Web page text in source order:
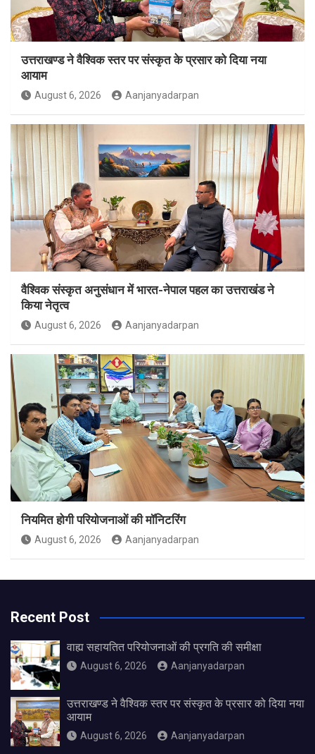
उत्तराखण्ड ने वैश्विक स्तर पर संस्कृत के प्रसार को दिया नया
आयाम
August 6, 2026 Aanjanyadarpan
वैश्विक संस्कृत अनुसंधान में भारत-नेपाल पहल का उत्तराखंड ने
किया नेतृत्व
August 6, 2026 Aanjanyadarpan
नियमित होगी परियोजनाओं की मॉनिटरिंग
August 6, 2026 Aanjanyadarpan
Recent Post
वाह्य सहायतित परियोजनाओं की प्रगति की समीक्षा
August 6, 2026 Aanjanyadarpan
उत्तराखण्ड ने वैश्विक स्तर पर संस्कृत के प्रसार को दिया नया
आयाम
August 6, 2026 Aanjanyadarpan